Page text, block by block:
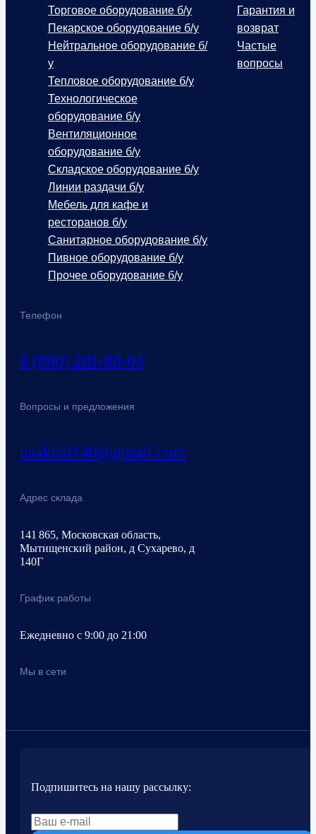
Телефон
8 (800) 201-80-04
Вопросы и предложения
nasklad140@gmail.com
Адрес склада
141 865, Московская область,
Мытищенский район, д Сухарево, д
140Г
График работы
Ежедневно с 9:00 до 21:00
Мы в сети
Торговое оборудование б/у
Пекарское оборудование б/у
Нейтральное оборудование б/
у
Тепловое оборудование б/у
Технологическое
оборудование б/у
Вентиляционное
оборудование б/у
Складское оборудование б/у
Линии раздачи б/у
Мебель для кафе и
ресторанов б/у
Санитарное оборудование б/у
Пивное оборудование б/у
Прочее оборудование б/у
Гарантия и
возврат
Частые
вопросы
Подпишитесь на нашу рассылку: